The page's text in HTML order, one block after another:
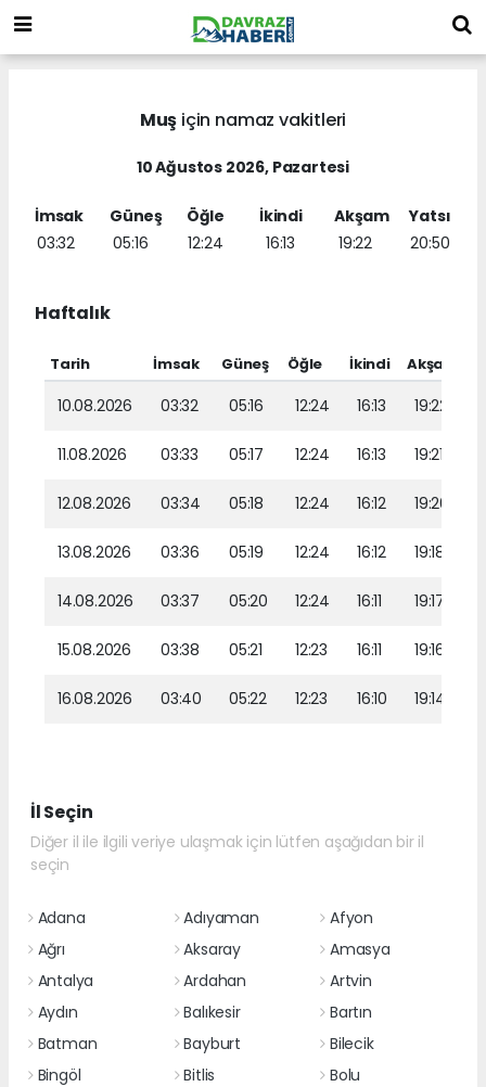
Muş için namaz vakitleri
10 Ağustos 2026, Pazartesi
İmsak
03:32
Güneş
05:16
Öğle
12:24
İkindi
16:13
Akşam
19:22
Yatsı
20:50
Haftalık
Tarih İmsak Güneş Öğle İkindi Akşam
10.08.2026 03:32 05:16 12:24 16:13 19:22
11.08.2026 03:33 05:17 12:24 16:13 19:21
12.08.2026 03:34 05:18 12:24 16:12 19:20
13.08.2026 03:36 05:19 12:24 16:12 19:18
14.08.2026 03:37 05:20 12:24 16:11 19:17
15.08.2026 03:38 05:21 12:23 16:11 19:16
16.08.2026 03:40 05:22 12:23 16:10 19:14
İl Seçin
Diğer il ile ilgili veriye ulaşmak için lütfen aşağıdan bir il
seçin
Adana Adıyaman
Afyon
Ağrı
Aksaray
Amasya
Antalya
Ardahan
Artvin
Aydın
Balıkesir
Bartın
Batman
Bayburt
Bilecik
Bingöl
Bitlis
Bolu